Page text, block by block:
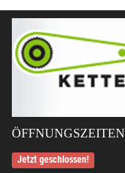
ÖFFNUNGSZEITEN
Jetzt geschlossen!